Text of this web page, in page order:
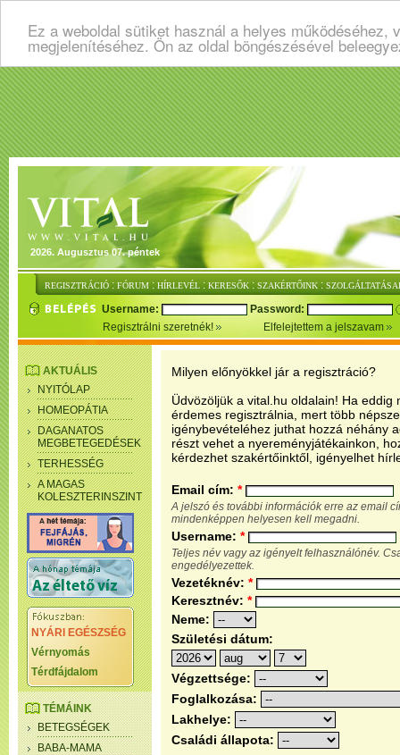
Ez a weboldal sütiket használ a helyes
megjelenítéséhez. Ön az oldal böngészésével
2026. Augusztus 07. péntek
REGISZTRÁCIÓ : FÓRUM : HÍRLEVÉL : KERESŐK : SZAKÉRTŐINK :
Username:
Password:
Regisztrálni szeretnék!
Elfelejtettem a jelszavam
AKTUÁLIS
NYITÓLAP
HOMEOPÁTIA
DAGANATOS
MEGBETEGEDÉSEK
TERHESSÉG
A MAGAS
KOLESZTERINSZINT
NYÁRI EGÉSZSÉG
Vérnyomás
Térdfájdalom
TÉMÁINK
BETEGSÉGEK
BABA-MAMA
Milyen előnyökkel jár a regisztráció?
Üdvözöljük a vital.hu oldalain! Ha eddig
érdemes regisztrálnia, mert több
igénybevételéhez juthat hozzá néhány
részt vehet a nyereményjátékainkon,
kérdezhet szakértőinktől, igényelhet
Email cím: *
A jelszó és további információk erre az email
mindenképpen helyesen kell megadni.
Username: *
Teljes név vagy az igényelt felhasználónév.
engedélyezettek.
Vezetéknév: *
Keresztnév: *
Neme:
Születési dátum:
Végzettsége:
Foglalkozása:
Lakhelye:
Családi állapota: